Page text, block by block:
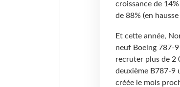
croissance de
de 88% (en
Et cette année,
neuf Boeing 787-
recruter plus de 2
deuxième B787-9
créée le mois